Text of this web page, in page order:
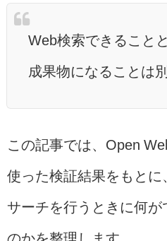
Web検索できること
成果物になることは別
この記事では、Open
使った検証結果をもとに
サーチを行うときに何
のかを整理します。